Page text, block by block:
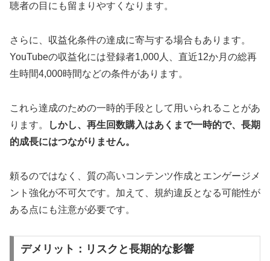
聴者の目にも留まりやすくなります。
さらに、収益化条件の達成に寄与する場合もあります。
YouTubeの収益化には登録者1,000人、直近12か月の総再
生時間4,000時間などの条件があります。
これら達成のための一時的手段として用いられることがあ
ります。
しかし、再生回数購入はあくまで一時的で、長期
的成長にはつながりません。
頼るのではなく、質の高いコンテンツ作成とエンゲージメ
ント強化が不可欠です。加えて、規約違反となる可能性が
ある点にも注意が必要です。
デメリット：リスクと長期的な影響